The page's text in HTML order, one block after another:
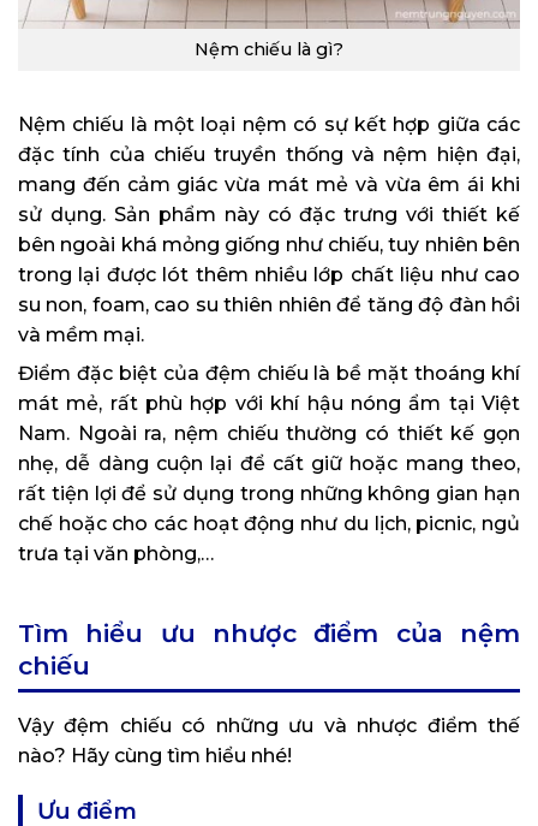
Nệm chiếu là gì?
Nệm chiếu là một loại nệm có sự kết hợp giữa các
đặc tính của chiếu truyền thống và nệm hiện đại,
mang đến cảm giác vừa mát mẻ và vừa êm ái khi
sử dụng. Sản phẩm này có đặc trưng với thiết kế
bên ngoài khá mỏng giống như chiếu, tuy nhiên bên
trong lại được lót thêm nhiều lớp chất liệu như cao
su non, foam, cao su thiên nhiên để tăng độ đàn hồi
và mềm mại.
Điểm đặc biệt của đệm chiếu là bề mặt thoáng khí
mát mẻ, rất phù hợp với khí hậu nóng ẩm tại Việt
Nam. Ngoài ra, nệm chiếu thường có thiết kế gọn
nhẹ, dễ dàng cuộn lại để cất giữ hoặc mang theo,
rất tiện lợi để sử dụng trong những không gian hạn
chế hoặc cho các hoạt động như du lịch, picnic, ngủ
trưa tại văn phòng,…
Tìm hiểu ưu nhược điểm của nệm
chiếu
Vậy đệm chiếu có những ưu và nhược điểm thế
nào? Hãy cùng tìm hiểu nhé!
Ưu điểm